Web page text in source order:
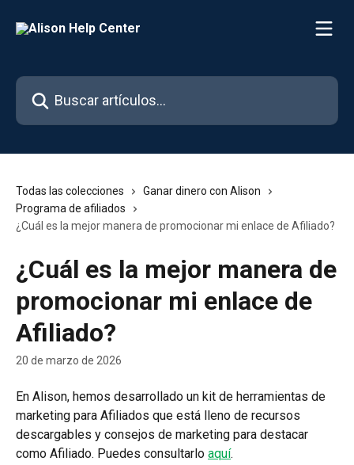
Buscar artículos...
Todas las colecciones
Ganar dinero con Alison
Programa de afiliados
¿Cuál es la mejor manera de promocionar mi enlace de Afiliado?
¿Cuál es la mejor manera de
promocionar mi enlace de
Afiliado?
20 de marzo de 2026
En Alison, hemos desarrollado un kit de herramientas de
marketing para Afiliados que está lleno de recursos
descargables y consejos de marketing para destacar
como Afiliado. Puedes consultarlo aquí.